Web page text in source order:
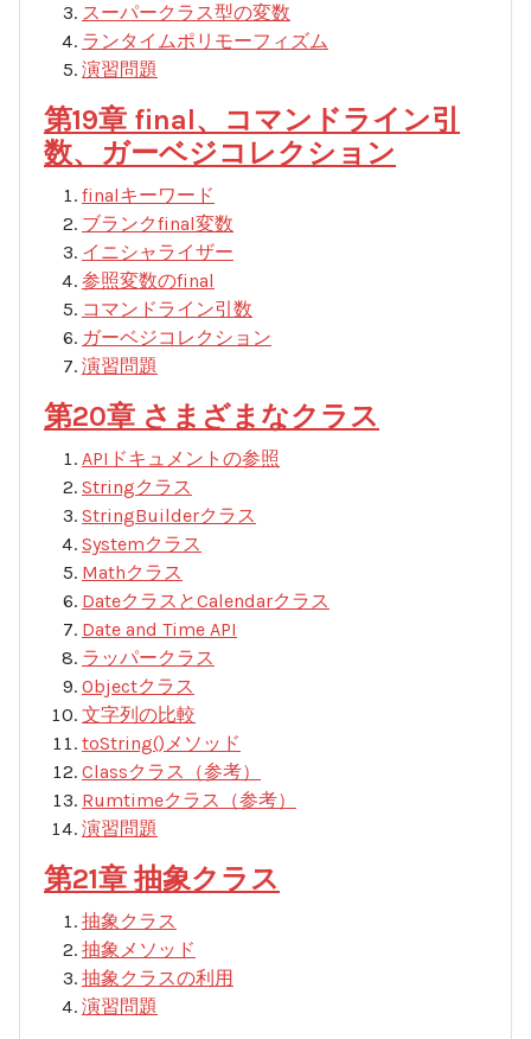
スーパークラス型の変数
ランタイムポリモーフィズム
演習問題
第19章 final、コマンドライン引
数、ガーベジコレクション
finalキーワード
ブランクfinal変数
イニシャライザー
参照変数のfinal
コマンドライン引数
ガーベジコレクション
演習問題
第20章 さまざまなクラス
APIドキュメントの参照
Stringクラス
StringBuilderクラス
Systemクラス
Mathクラス
DateクラスとCalendarクラス
Date and Time API
ラッパークラス
Objectクラス
文字列の比較
toString()メソッド
Classクラス（参考）
Rumtimeクラス（参考）
演習問題
第21章 抽象クラス
抽象クラス
抽象メソッド
抽象クラスの利用
演習問題